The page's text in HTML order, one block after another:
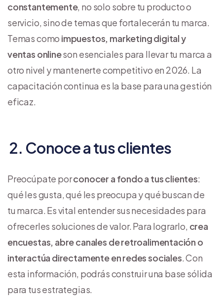
constantemente, no solo sobre tu producto o
servicio, sino de temas que fortalecerán tu marca.
Temas como impuestos, marketing digital y
ventas onlineson esenciales para llevar tu marca a
otro nivel y mantenerte competitivo en 2026. La
capacitación continua es la base para una gestión
eficaz.
2. Conoce a tus clientes
Preocúpate porconocer a fondo a tus clientes:
qué les gusta, qué les preocupa y qué buscan de
tu marca. Es vital entender sus necesidades para
ofrecerles soluciones de valor. Para lograrlo, crea
encuestas, abre canales de retroalimentación o
interactúa directamente en redes sociales. Con
esta información, podrás construir una base sólida
para tus estrategias.